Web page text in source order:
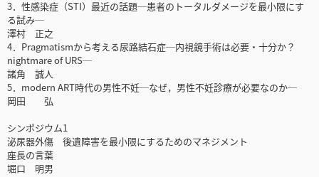
3．性感染症（STI）最近の話題─患者のトータルダメージを最小限にす
る試み─
澤村 正之
4．Pragmatismから考える尿路結石症─内視鏡手術は必要・十分か？
nightmare of URS─
諸角 誠人
5．modern ART時代の男性不妊─なぜ，男性不妊診療が必要なのか─
岡田 弘
シンポジウム1
泌尿器外傷 後遺障害を最小限にするためのマネジメント
座長の言葉
堀口 明男